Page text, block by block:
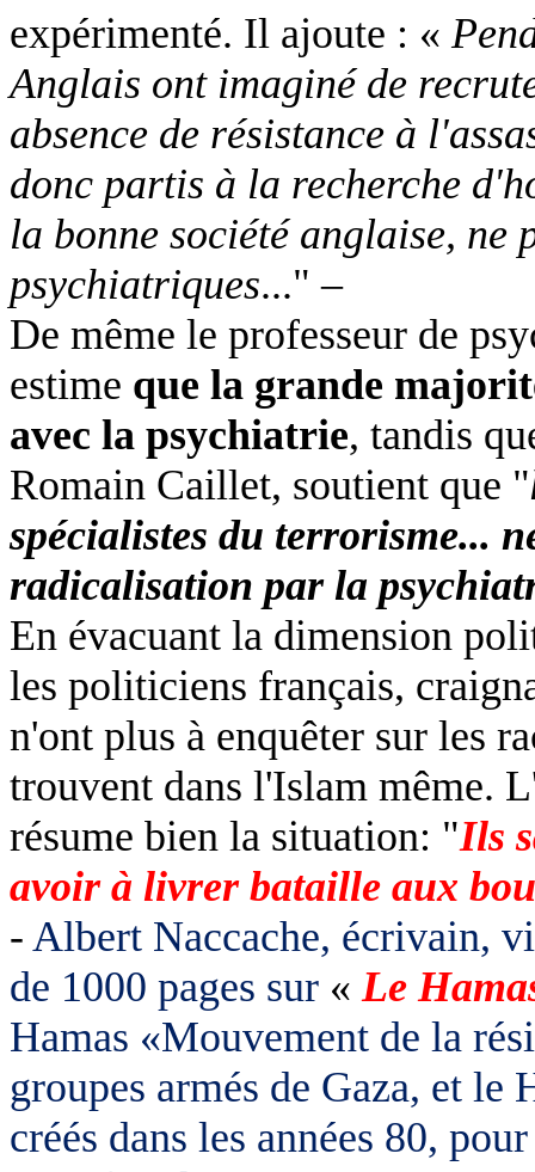
expérimenté. Il ajoute : «
Anglais ont imaginé de
absence de résistance à
donc partis à la recherche
la bonne société anglaise, ne
psychiatriques..." –
De même le professeur de
estime que la grande
avec la psychiatrie, tandis
Romain Caillet, soutient que "
spécialistes du terrorisme...
radicalisation par la
En évacuant la dimension
les politiciens français,
n'ont plus à enquêter sur les
trouvent dans l'Islam même.
résume bien la situation: "Ils
avoir à livrer bataille aux
- Albert Naccache, écrivain,
de 1000 pages sur « Le
Hamas «Mouvement de la
groupes armés de Gaza, et
créés dans les années 80,